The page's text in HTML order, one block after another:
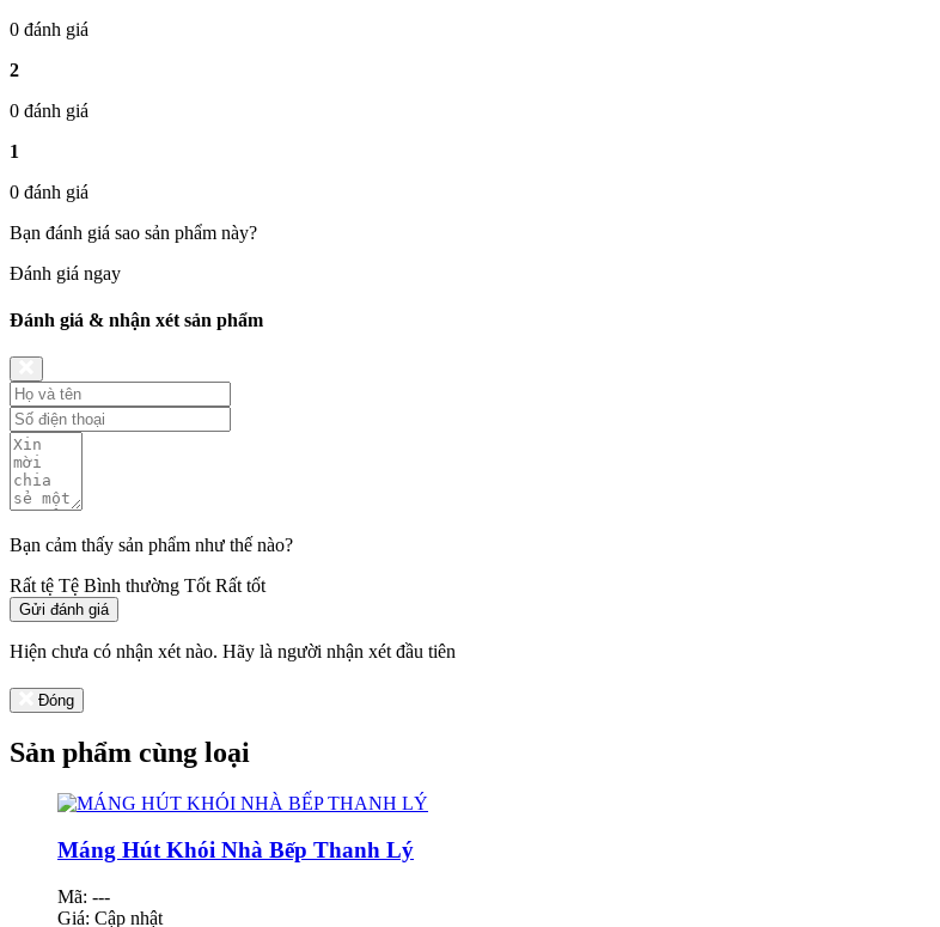
0 đánh giá
2
0 đánh giá
1
0 đánh giá
Bạn đánh giá sao sản phẩm này?
Đánh giá ngay
Đánh giá & nhận xét sản phẩm
Bạn cảm thấy sản phẩm như thế nào?
Rất tệ Tệ Bình thường Tốt Rất tốt
Gửi đánh giá
Hiện chưa có nhận xét nào. Hãy là người nhận xét đầu tiên
Đóng
Sản phẩm cùng loại
Máng Hút Khói Nhà Bếp Thanh Lý
Mã: ---
Giá: Cập nhật